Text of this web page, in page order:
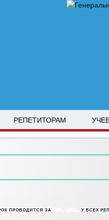
РЕПЕТИТОРАМ
ПРОВОДИТСЯ ЗА У ВСЕХ